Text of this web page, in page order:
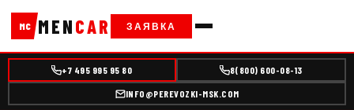
MC MENCAR ЗАЯВКА
+7 495 995 95 80 8(800) 600-08-13
INFO@PEREVOZKI-MSK.COM